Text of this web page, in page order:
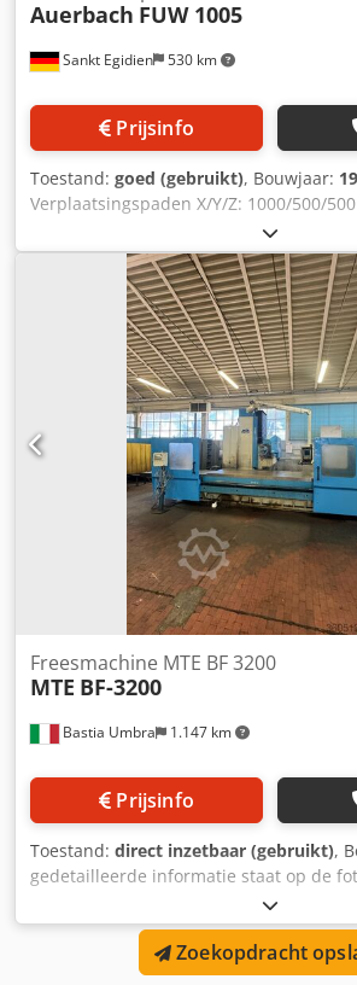
Sankt Egidien 530 km
Auerbach FUW 1005
Prijsinfo
Toestand: goed (gebruikt), Bouwjaar:
Verplaatsingspaden X/Y/Z: 1000/500/
Heidenhain TNC 415 B Spindel: SK 40
5000 tpm Koelvloeistofvoorziening
Universele freeskop Zwenkbaar en
via schaalverdeling, wegzwenkbaar
Bastia Umbra 1.147 km
Freesmachine MTE BF 3200
MTE BF-3200
Prijsinfo
Toestand: direct inzetbaar (gebruikt),
gedetailleerde informatie staat op de
details kunt u contact met ons
Ab Esrf
Zoekopdracht